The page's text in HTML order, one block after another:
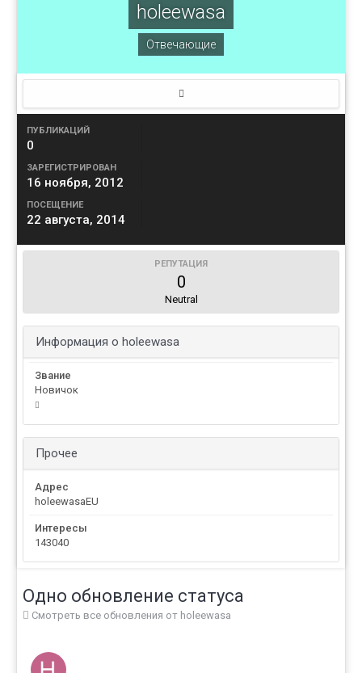
holeewasa
Отвечающие
ПУБЛИКАЦИЙ
0
ЗАРЕГИСТРИРОВАН
16 ноября, 2012
ПОСЕЩЕНИЕ
22 августа, 2014
РЕПУТАЦИЯ
0
Neutral
Информация о holeewasa
Звание
Новичок
Прочее
Адрес
holeewasaEU
Интересы
143040
Одно обновление статуса
Смотреть все обновления от holeewasa